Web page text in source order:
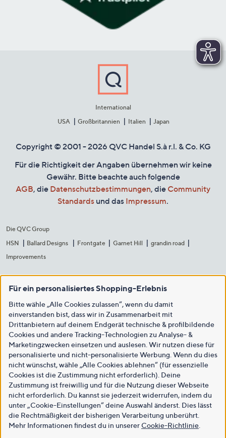
International
USA
Großbritannien Italien Japan
Copyright © 2001 - 2026 QVC Handel S.à r.l. & Co. KG
Für die Richtigkeit der Angaben übernehmen wir keine
Gewähr. Bitte beachte auch folgende
AGB, die Datenschutzbestimmungen, die Community
Standards und das Impressum.
Die QVC Group
HSN
Ballard Designs Frontgate Garnet Hill
grandin road
Improvements
Für ein personalisiertes Shopping-Erlebnis
Bitte wähle „Alle Cookies zulassen“, wenn du damit
einverstanden bist, dass wir in Zusammenarbeit mit
Drittanbietern auf deinem Endgerät technische & profilbildende
Cookies und andere Tracking-Technologien zu Analyse- &
Marketingzwecken einsetzen und auslesen. Wir nutzen diese für
personalisierte und nicht-personalisierte Werbung. Wenn du dies
nicht wünschst, wähle „Alle Cookies ablehnen“ (für essenzielle
Cookies ist die Zustimmung nicht erforderlich). Deine
Zustimmung ist freiwillig und für die Nutzung dieser Webseite
nicht erforderlich. Du kannst sie jederzeit widerrufen, indem du
unter „Cookie-Einstellungen“ deine Auswahl änderst. Dies lässt
die Rechtmäßigkeit der bisherigen Verarbeitung unberührt.
Mehr Informationen findest du in unsererCookie-Richtlinie